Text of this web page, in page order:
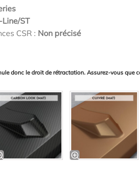
Line/ST
CSR : Non précisé
donc le droit de rétractation. Assurez-vous que